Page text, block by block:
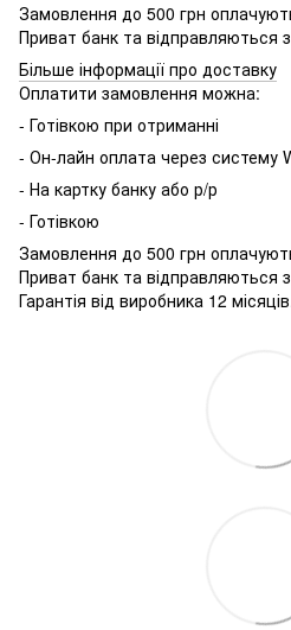
Замовлення до 500 грн
Приват банк та відправляються
Більше інформації про доставку
Оплатити замовлення можна:
- Готівкою при отриманні
- Он-лайн оплата через систему
- На картку банку або р/р
- Готівкою
Замовлення до 500 грн
Приват банк та відправляються
Гарантія від виробника 12